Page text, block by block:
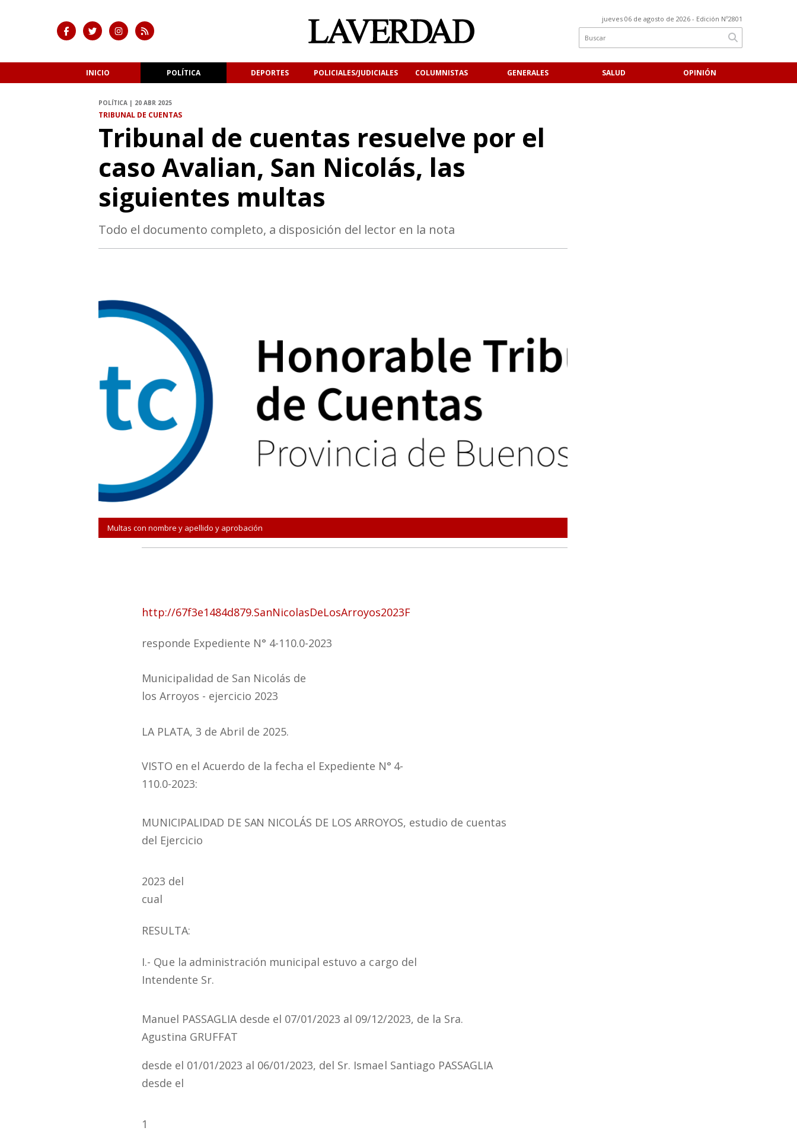
jueves 06 de agosto de 2026 - Edición Nº2801
INICIO POLÍTICA DEPORTES POLICIALES/JUDICIALES COLUMNISTAS GENERALES SALUD OPINIÓN
POLÍTICA | 20 ABR 2025
TRIBUNAL DE CUENTAS
Tribunal de cuentas resuelve por el
caso Avalian, San Nicolás, las
siguientes multas
Todo el documento completo, a disposición del lector en la nota
Multas con nombre y apellido y aprobación
http://67f3e1484d879.SanNicolasDeLosArroyos2023F
responde Expediente N° 4-110.0-2023
Municipalidad de San Nicolás de
los Arroyos - ejercicio 2023
LA PLATA, 3 de Abril de 2025.
VISTO en el Acuerdo de la fecha el Expediente N° 4-
110.0-2023:
MUNICIPALIDAD DE SAN NICOLÁS DE LOS ARROYOS, estudio de cuentas
del Ejercicio
2023 del
cual
RESULTA:
I.- Que la administración municipal estuvo a cargo del
Intendente Sr.
Manuel PASSAGLIA desde el 07/01/2023 al 09/12/2023, de la Sra.
Agustina GRUFFAT
desde el 01/01/2023 al 06/01/2023, del Sr. Ismael Santiago PASSAGLIA
desde el
1